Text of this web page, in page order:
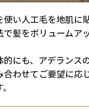
使い人工毛を地肌に
で髪をボリュームア
的にも、アデランス
合わせてご要望に応